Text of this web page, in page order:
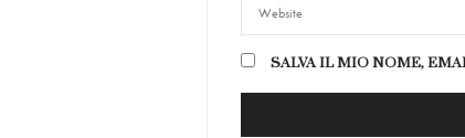
SALVA IL MIO NOME,